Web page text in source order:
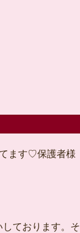
ます♡保護者様
ております。そ